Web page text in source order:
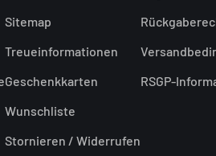
Sitemap
Treueinformationen
Geschenkkarten
Wunschliste
Stornieren / Widerrufen
RSGP-